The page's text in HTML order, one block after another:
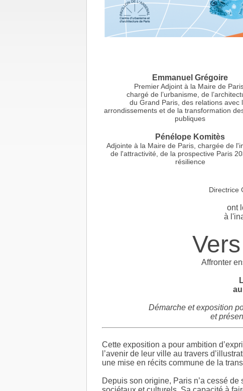
Emmanuel Grégoire
Premier Adjoint à la Maire de
chargé de l’urbanisme, de
du Grand Paris, des relations avec
arrondissements et de la transformation
publiques
Pénélope Komitès
Adjointe à la Maire de Paris, chargée de
de l'attractivité, de la prospective Paris
résilience
Directrice
ont
à
Affronter
Démarche et exposition
et
Cette exposition a pour ambition
l’avenir de leur ville au travers
une mise en récits commune de la
Depuis son origine, Paris n’a cessé